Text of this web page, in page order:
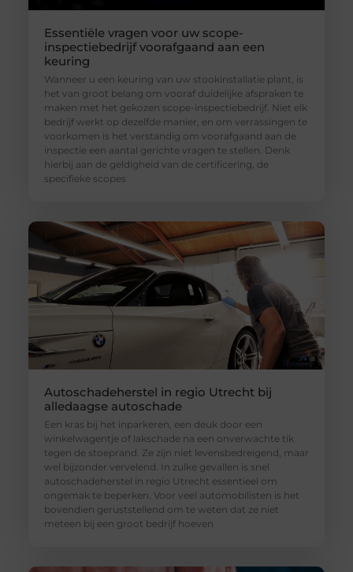
Essentiële vragen voor uw scope-
inspectiebedrijf voorafgaand aan een
keuring
Wanneer u een keuring van uw stookinstallatie plant, is
het van groot belang om vooraf duidelijke afspraken te
maken met het gekozen scope-inspectiebedrijf. Niet elk
bedrijf werkt op dezelfde manier, en om verrassingen te
voorkomen is het verstandig om voorafgaand aan de
inspectie een aantal gerichte vragen te stellen. Denk
hierbij aan de geldigheid van de certificering, de
specifieke scopes
Autoschadeherstel in regio Utrecht bij
alledaagse autoschade
Een kras bij het inparkeren, een deuk door een
winkelwagentje of lakschade na een onverwachte tik
tegen de stoeprand. Ze zijn niet levensbedreigend, maar
wel bijzonder vervelend. In zulke gevallen is snel
autoschadeherstel in regio Utrecht essentieel om
ongemak te beperken. Voor veel automobilisten is het
bovendien geruststellend om te weten dat ze niet
meteen bij een groot bedrijf hoeven